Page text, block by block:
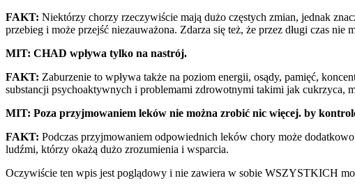
FAKT: Niektórzy chorzy rzeczywiście mają dużo częstych zmian, jednak
przebieg i może przejść niezauważona. Zdarza się też, że przez długi czas nie
MIT: CHAD wpływa tylko na nastrój.
FAKT: Zaburzenie to wpływa także na poziom energii, osądy, pamięć,
substancji psychoaktywnych i problemami zdrowotnymi takimi jak cukrzyca,
MIT: Poza przyjmowaniem leków nie można zrobić nic więcej. by
FAKT: Podczas przyjmowaniem odpowiednich leków chory może
ludźmi, którzy okażą dużo zrozumienia i wsparcia.
Oczywiście ten wpis jest poglądowy i nie zawiera w sobie WSZYSTKICH